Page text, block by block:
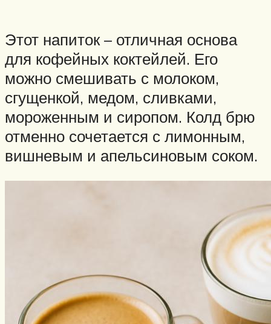
Этот напиток – отличная основа
для кофейных коктейлей. Его
можно смешивать с молоком,
сгущенкой, медом, сливками,
мороженным и сиропом. Колд брю
отменно сочетается с лимонным,
вишневым и апельсиновым соком.